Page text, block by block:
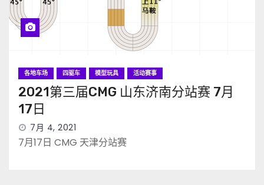
各地车场 四驱车 模型玩具 活动赛事
2021第三届CMG 山东济南分站赛 7月
17日
7月 4, 2021
7月17日 CMG 天津分站赛